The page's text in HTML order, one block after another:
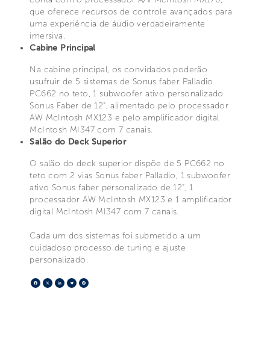
que oferece recursos de controle avançados para
uma experiência de áudio verdadeiramente
imersiva.
Cabine Principal
Na cabine principal, os convidados poderão
usufruir de 5 sistemas de Sonus faber Palladio
PC662 no teto, 1 subwoofer ativo personalizado
Sonus Faber de 12”, alimentado pelo processador
AW McIntosh MX123 e pelo amplificador digital
McIntosh MI347 com 7 canais.
Salão do Deck Superior
O salão do deck superior dispõe de 5 PC662 no
teto com 2 vias Sonus faber Palladio, 1 subwoofer
ativo Sonus faber personalizado de 12”, 1
processador AW McIntosh MX123 e 1 amplificador
digital McIntosh MI347 com 7 canais.
Cada um dos sistemas foi submetido a um
cuidadoso processo de tuning e ajuste
personalizado.
Facebook
X LinkedIn
Telegram